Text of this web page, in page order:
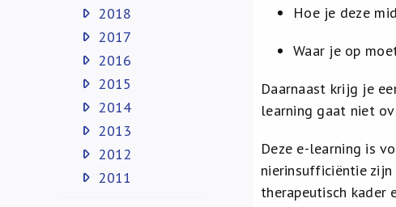
Hoe je deze
Waar je op
Daarnaast krijg je
learning gaat niet
Deze e-learning is
nierinsufficiëntie
therapeutisch kader
2018
2017
2016
2015
2014
2013
2012
2011